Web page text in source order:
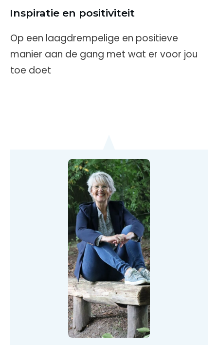
Inspiratie en positiviteit
Op een laagdrempelige en positieve
manier aan de gang met wat er voor jou
toe doet